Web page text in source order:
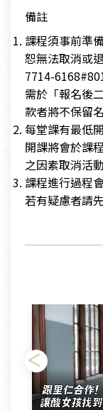
備註
課程須事前準
恕無法取消或
7714-
需於「報名後
款者將不保留
每堂課有最低
開課將會於課
之因素取消活
課程進行過程
若有疑慮者請